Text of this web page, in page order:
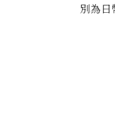
別為日